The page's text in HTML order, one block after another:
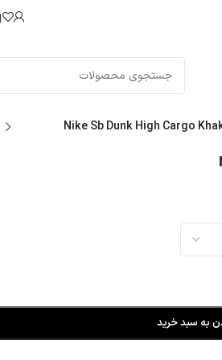
Nike Sb Dunk High Cargo
به سبد خرید